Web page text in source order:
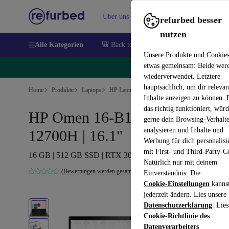
refurbed besser
nutzen
Unsere Produkte und
etwas gemeinsam: Beide
wiederverwendet. Letztere
hauptsächlich, um dir
Inhalte anzeigen zu können.
das richtig funktioniert,
gerne dein Browsing-
analysieren und Inhalte und
Werbung für dich
mit First- und Third-Party-
Natürlich nur mit deinem
Einverständnis. Die
Cookie-Einstellungen
jederzeit ändern. Lies unsere
Datenschutzerklärung.
Cookie-Richtlinie des
Datenverarbeiters
Über uns Verkaufen Hilfe
Alle Kategorien 🎒 Back to school
Home Produkte Laptops HP Laptops
HP Omen 16-B1777NG | i7-
12700H | 16.1"
16 GB | 512 GB SSD | RTX 3070 | Win 11 Home | DE
(Bewertungen werden gesammelt)